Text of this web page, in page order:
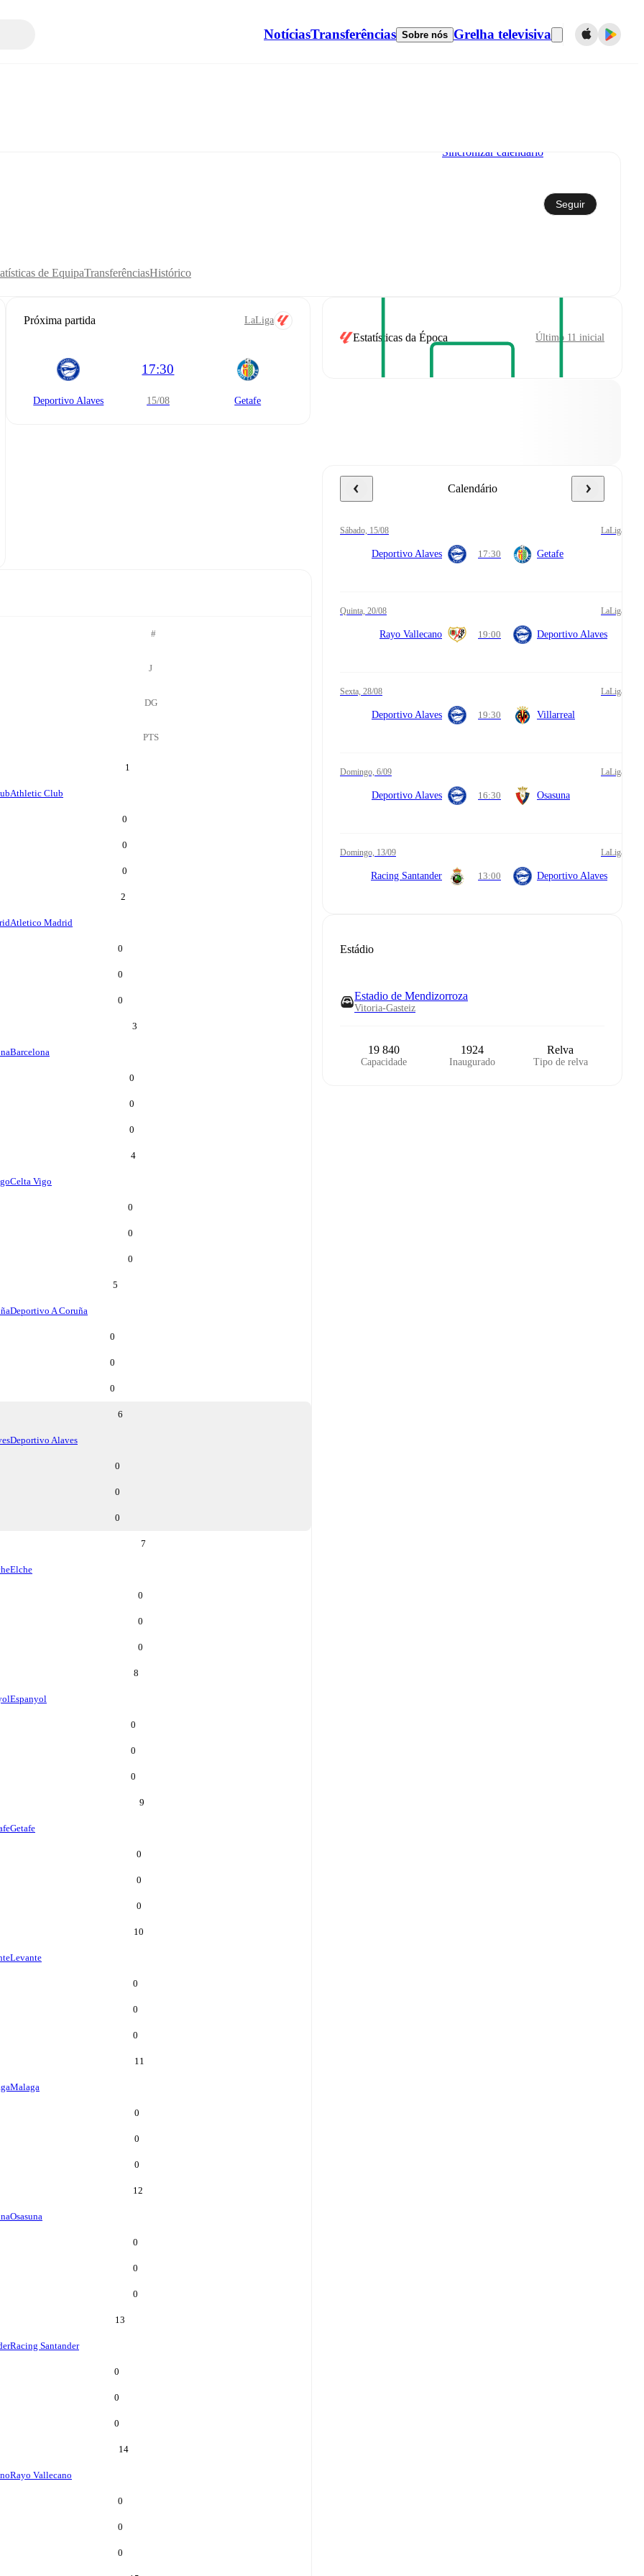
NotíciasTransferências Sobre nós Grelha televisiva
Sincronizar calendário
Seguir
de EquipaTransferênciasHistórico
Próxima partida LaLiga
Deportivo Alaves
17:30
15/08 Getafe
#
J
DG
PTS
1
Athletic Club
0
0
0
2
Atletico Madrid
0
0
0
3
Barcelona
0
0
0
4
Celta Vigo
0
0
0
5
Deportivo A Coruña
0
0
0
6
Deportivo Alaves
0
0
0
7
Elche
0
0
0
8
Espanyol
0
0
0
9
Getafe
0
0
0
10
Levante
0
0
0
11
Malaga
0
0
0
12
Osasuna
0
0
0
13
Racing Santander
0
0
0
14
Rayo Vallecano
0
0
0
Estatísticas da Época Último 11 inicial
Calendário
sábado, 15/08 LaLiga
Deportivo Alaves 17:30 Getafe
quinta, 20/08 LaLiga
Rayo Vallecano 19:00 Deportivo Alaves
sexta, 28/08 LaLiga
Deportivo Alaves 19:30 Villarreal
domingo, 6/09 LaLiga
Deportivo Alaves 16:30 Osasuna
domingo, 13/09 LaLiga
Racing Santander 13:00 Deportivo Alaves
Estádio
Estadio de Mendizorroza
Vitoria-Gasteiz
19 840
Capacidade
1924
Inaugurado
Relva
Tipo de relva